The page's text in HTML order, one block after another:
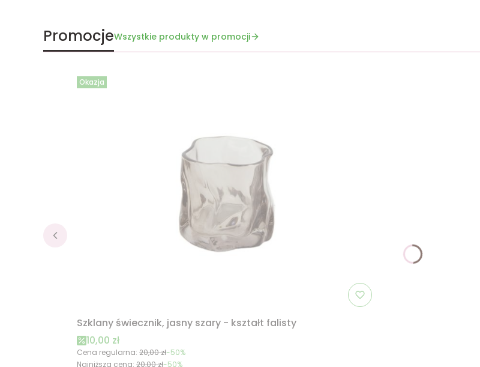
PromocjeWszystkie produkty w promocji
Okazja
Szklany świecznik, jasny szary - kształt falisty
Cena promocyjna
10,00 zł
Cena regularna: 20,00 zł-50%
Najniższa cena: 20,00 zł-50%